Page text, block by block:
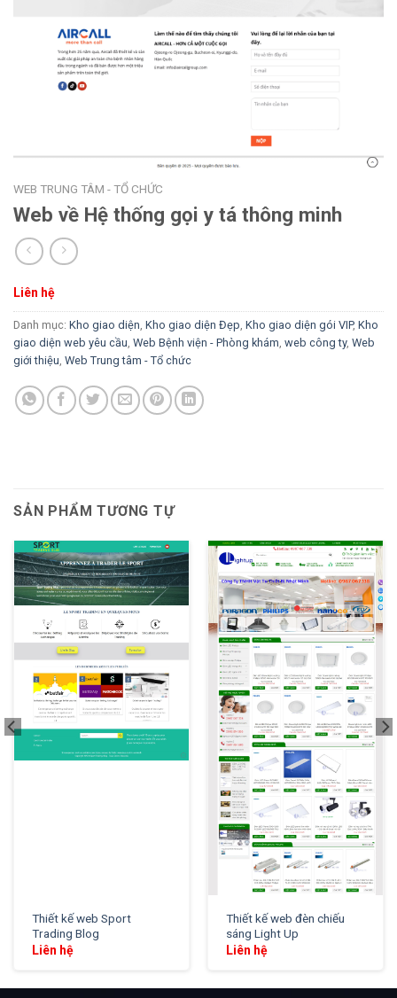
WEB TRUNG TÂM - TỔ CHỨC
Web về Hệ thống gọi y tá thông minh
Liên hệ
Danh mục: Kho giao diện, Kho giao diện Đẹp, Kho giao diện gói VIP, Kho
giao diện web yêu cầu, Web Bệnh viện - Phòng khám, web công ty, Web
giới thiệu, Web Trung tâm - Tổ chức
SẢN PHẨM TƯƠNG TỰ
Thiết kế web Sport
Trading Blog
Liên hệ
XEM THỬ
Thiết kế web đèn chiếu
sáng Light Up
Liên hệ
XEM THỬ